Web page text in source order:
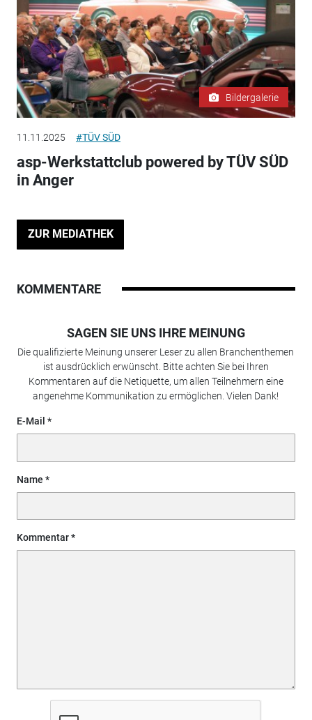
Bildergalerie
11.11.2025 #TÜV SÜD
asp-Werkstattclub powered by TÜV SÜD
in Anger
ZUR MEDIATHEK
KOMMENTARE
SAGEN SIE UNS IHRE MEINUNG
Die qualifizierte Meinung unserer Leser zu allen Branchenthemen
ist ausdrücklich erwünscht. Bitte achten Sie bei Ihren
Kommentaren auf die Netiquette, um allen Teilnehmern eine
angenehme Kommunikation zu ermöglichen. Vielen Dank!
E-Mail
Name
Kommentar